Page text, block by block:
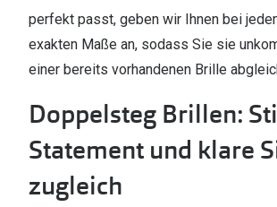
perfekt passt, geben wir Ihnen bei
exakten Maße an, sodass Sie sie
einer bereits vorhandenen Brille
Doppelsteg Brillen:
Statement und klare
zugleich